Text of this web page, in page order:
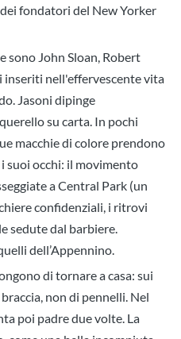
fondatori del New Yorker
sono John Sloan, Robert
inseriti nell'effervescente vita
Jasoni dipinge
su carta. In pochi
macchie di colore prendono
suoi occhi: il movimento
a Central Park (un
confidenziali, i ritrovi
sedute dal barbiere.
dell’Appennino.
di tornare a casa: sui
non di pennelli. Nel
poi padre due volte. La